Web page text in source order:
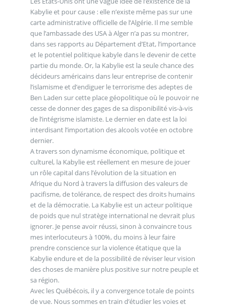
Kabylie et pour cause : elle n’existe même pas sur une
carte administrative officielle de l’Algérie. Il me semble
que l’ambassade des USA à Alger n’a pas su montrer,
dans ses rapports au Département d’Etat, l’importance
et le potentiel politique kabyle dans le devenir de cette
partie du monde. Or, la Kabylie est la seule chance des
décideurs américains dans leur entreprise de contenir
l’islamisme et d’endiguer le terrorisme des adeptes de
Ben Laden sur cette place géopolitique où le pouvoir ne
cesse de donner des gages de sa disponibilité vis-à-vis
de l’intégrisme islamiste. Le dernier en date est la loi
interdisant l’importation des alcools votée en octobre
dernier.
A travers son dynamisme économique, politique et
culturel, la Kabylie est réellement en mesure de jouer
un rôle capital dans l’évolution de la situation en
Afrique du Nord à travers la diffusion des valeurs de
pacifisme, de tolérance, de respect des droits humains
et de la démocratie. La Kabylie est un acteur politique
de poids que nul stratège international ne devrait plus
ignorer. Je pense avoir réussi, sinon à convaincre tous
mes interlocuteurs à 100%, du moins à leur faire
prendre conscience sur la violence étatique que la
Kabylie endure et de la possibilité de réviser leur vision
des choses de manière plus positive sur notre peuple et
sa région.
Avec les Québécois, il y a convergence totale de points
de vue. Nous sommes en train d’étudier les voies et